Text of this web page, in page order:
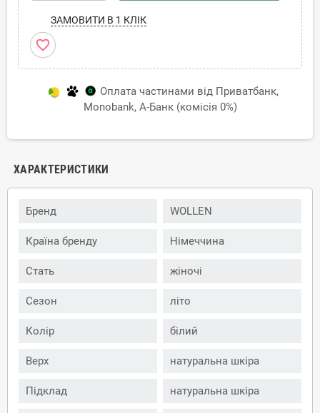
ЗАМОВИТИ В 1 КЛІК
favorite_border
Оплата частинами від Приватбанк,
Monobank, А-Банк (комісія 0%)
ХАРАКТЕРИСТИКИ
Бренд WOLLEN
Країна бренду Німеччина
Стать жіночі
Сезон літо
Колір білий
Верх натуральна шкіра
Підклад натуральна шкіра